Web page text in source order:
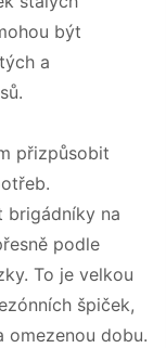
být
a
přizpůsobit
brigádníky na
podle
To je velkou
špiček,
omezenou dobu.